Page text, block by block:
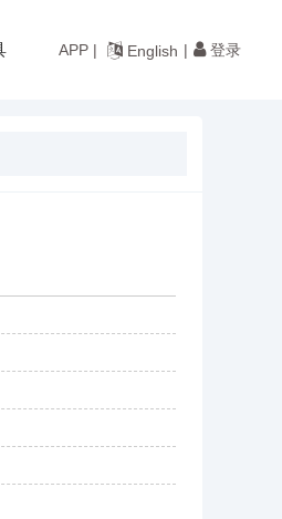
APP | English | 登录